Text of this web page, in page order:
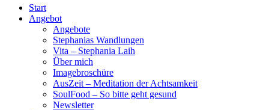
Start
Angebot
Angebote
Stephanias Wandlungen
Vita – Stephania Laih
Über mich
Imagebroschüre
AusZeit – Meditation der Achtsamkeit
SoulFood – So bitte geht gesund
Newsletter